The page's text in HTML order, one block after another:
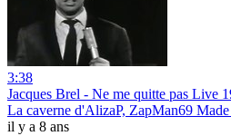
3:38
Jacques Brel - Ne me quitte pas Live
La caverne d'AlizaP, ZapMan69
il y a 8 ans